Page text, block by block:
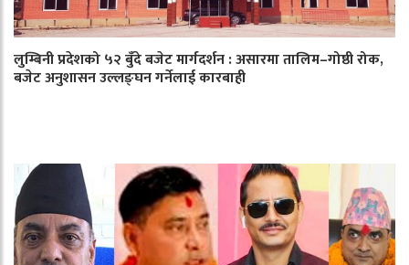
लुम्बिनी प्रदेशको ५२ बुँदे बजेट मार्गदर्शन : असारमा तालिम–गोष्ठी रोक,
बजेट अनुशासन उल्लङ्घन गर्नेलाई कारबाही